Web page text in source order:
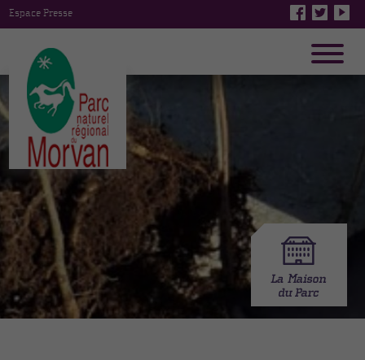
Espace Presse